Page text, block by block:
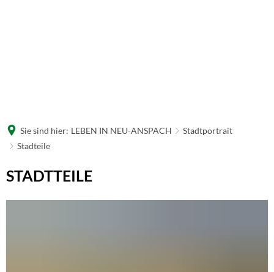
Sie sind hier: LEBEN IN NEU-ANSPACH
Stadtportrait
Stadteile
Stadteile
STADTTEILE